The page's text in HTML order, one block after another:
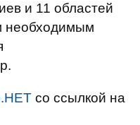
и 11 областей
необходимым
со ссылкой на